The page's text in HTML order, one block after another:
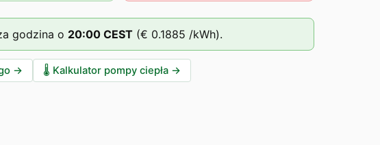
godzina o 20:00 CEST (€ 0.1885 /kWh).
→ 🌡️ Kalkulator pompy ciepła →